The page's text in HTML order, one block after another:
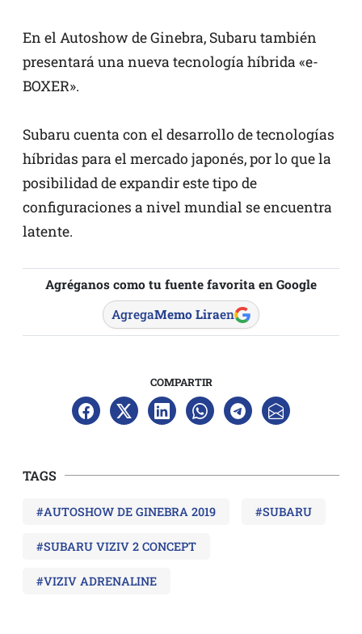
En el Autoshow de Ginebra, Subaru también
presentará una nueva tecnología híbrida «e-
BOXER».
Subaru cuenta con el desarrollo de tecnologías
híbridas para el mercado japonés, por lo que la
posibilidad de expandir este tipo de
configuraciones a nivel mundial se encuentra
latente.
Agréganos como tu fuente favorita en Google
AgregaMemo Liraen
COMPARTIR
TAGS
#AUTOSHOW DE GINEBRA 2019 #SUBARU
#SUBARU VIZIV 2 CONCEPT
#VIZIV ADRENALINE